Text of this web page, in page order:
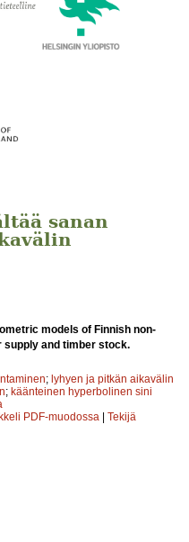
sanan
models of Finnish non-
and timber stock.
; lyhyen ja pitkän aikavälin
; käänteinen hyperbolinen sini
PDF-muodossa | Tekijä